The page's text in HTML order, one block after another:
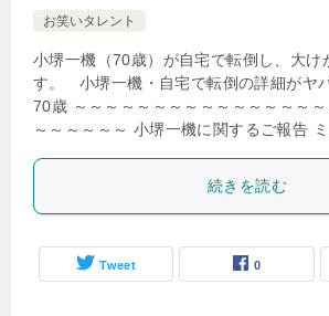
お笑いタレント
小堺一機（70歳）が自宅で転倒し、大け
す。 小堺一機・自宅で転倒の詳細がヤ
70歳 ～～～～～～～～～～～～～～～
～～～～～～ 小堺一機に関するご報告
続きを読む
Tweet 0